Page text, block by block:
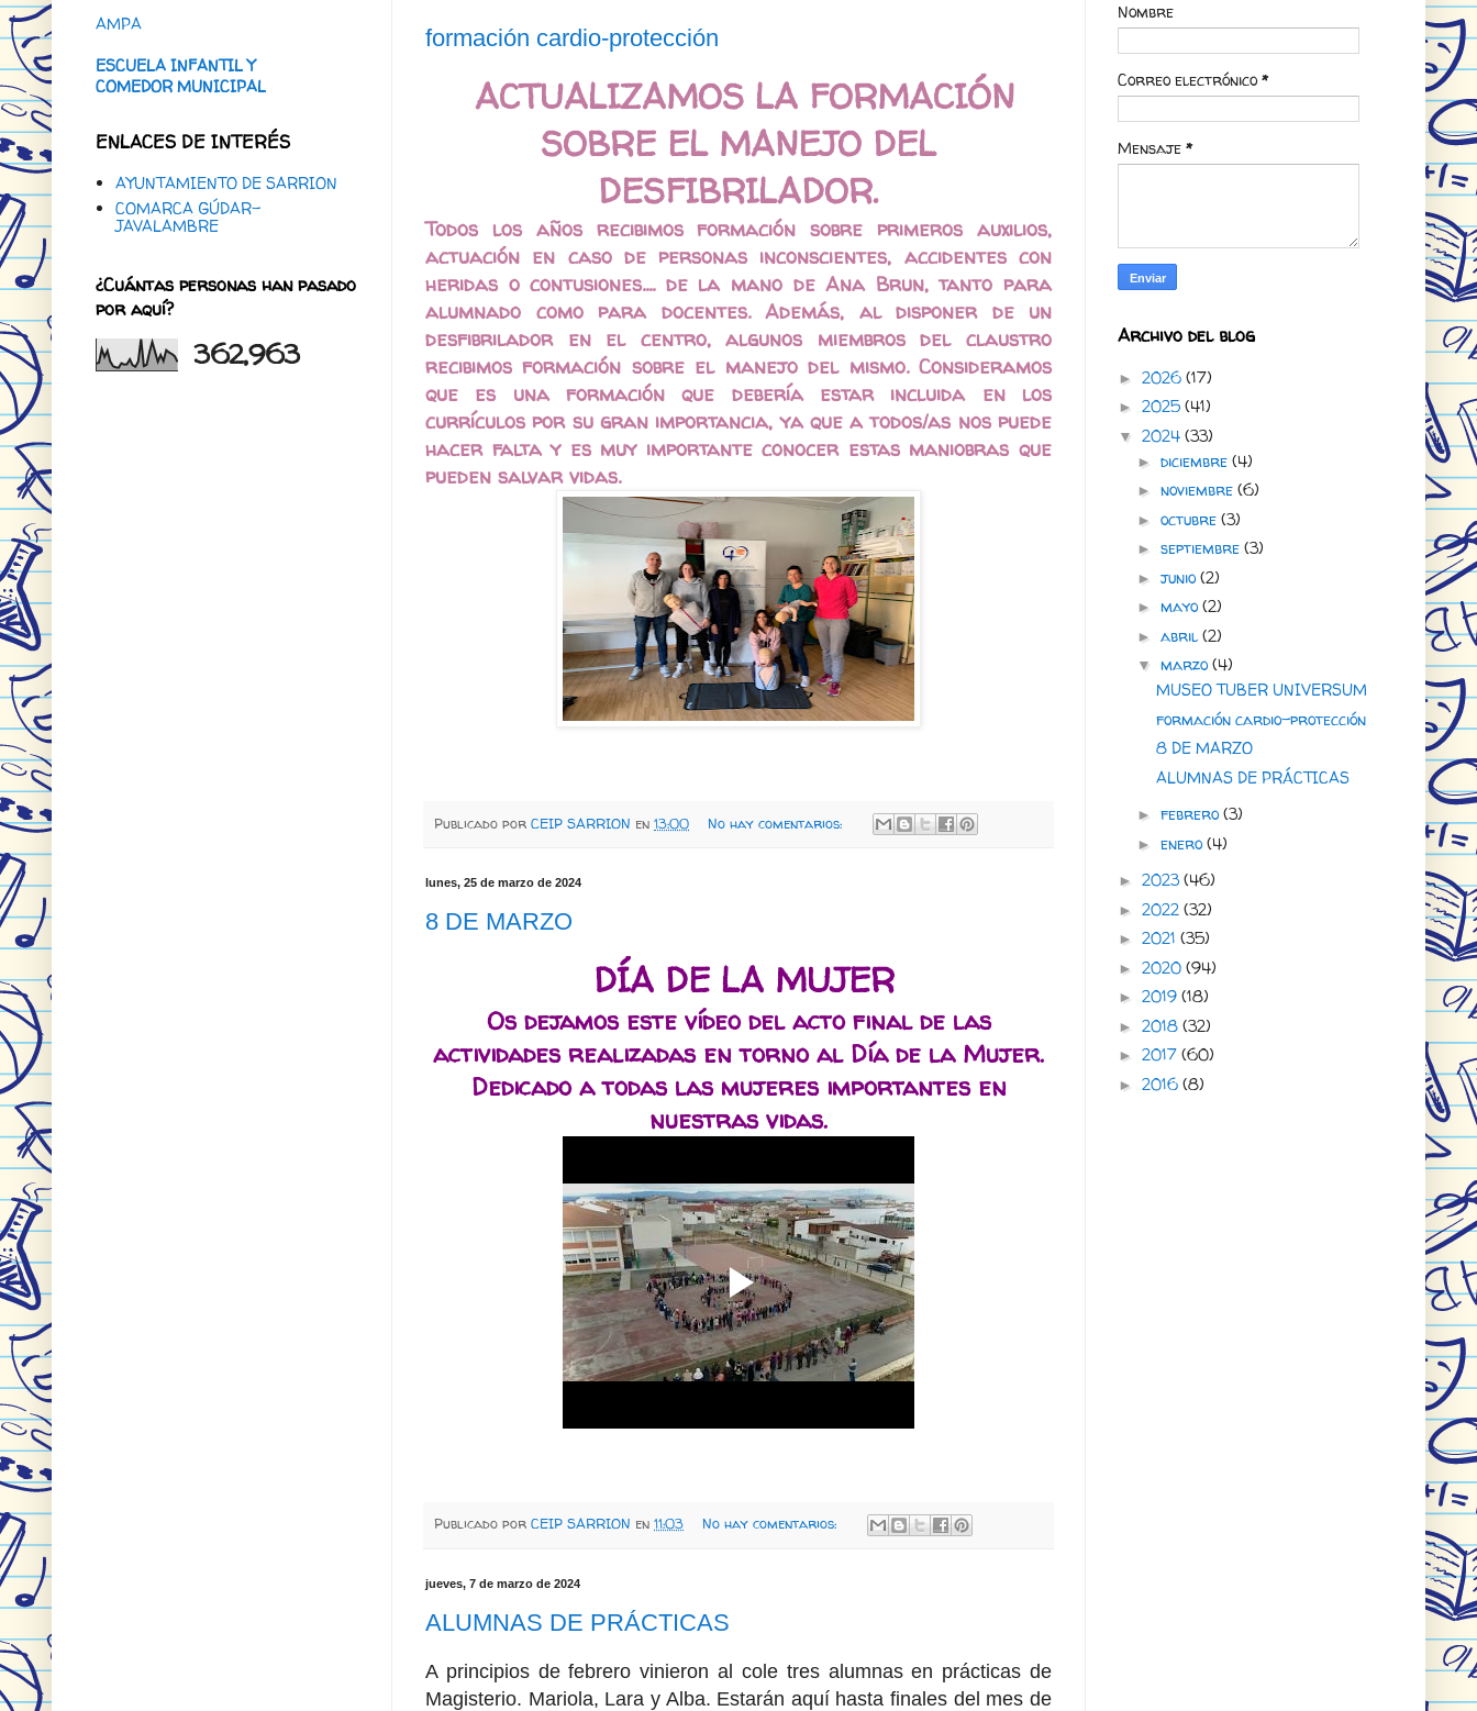
formación cardio-protección
ACTUALIZAMOS LA FORMACIÓN
SOBRE EL MANEJO DEL
DESFIBRILADOR.
Todos los años recibimos formación sobre primeros auxilios,
actuación en caso de personas inconscientes, accidentes con
heridas o contusiones.... de la mano de Ana Brun, tanto para
alumnado como para docentes. Además, al disponer de un
desfibrilador en el centro, algunos miembros del claustro
recibimos formación sobre el manejo del mismo. Consideramos
que es una formación que debería estar incluida en los
currículos por su gran importancia, ya que a todos/as nos puede
hacer falta y es muy importante conocer estas maniobras que
pueden salvar vidas.
Publicado por CEIP SARRION en 13:00 No hay comentarios:
lunes, 25 de marzo de 2024
8 DE MARZO
DÍA DE LA MUJER
Os dejamos este vídeo del acto final de las
actividades realizadas en torno al Día de la Mujer.
Dedicado a todas las mujeres importantes en
nuestras vidas.
Publicado por CEIP SARRION en 11:03 No hay comentarios:
jueves, 7 de marzo de 2024
ALUMNAS DE PRÁCTICAS
A principios de febrero vinieron al cole tres alumnas en prácticas de
Magisterio. Mariola, Lara y Alba. Estarán aquí hasta finales del mes de
AMPA
ESCUELA INFANTIL Y
COMEDOR MUNICIPAL
ENLACES DE INTERÉS
AYUNTAMIENTO DE SARRION
COMARCA GÚDAR-
JAVALAMBRE
¿Cuántas personas han pasado
por aquí?
362,963
Nombre
Correo electrónico *
Mensaje *
Archivo del blog
► 2026 (17)
► 2025 (41)
▼ 2024 (33)
► diciembre (4)
► noviembre (6)
► octubre (3)
► septiembre (3)
► junio (2)
► mayo (2)
► abril (2)
▼ marzo (4)
MUSEO TUBER UNIVERSUM
formación cardio-protección
8 DE MARZO
ALUMNAS DE PRÁCTICAS
► febrero (3)
► enero (4)
► 2023 (46)
► 2022 (32)
► 2021 (35)
► 2020 (94)
► 2019 (18)
► 2018 (32)
► 2017 (60)
► 2016 (8)